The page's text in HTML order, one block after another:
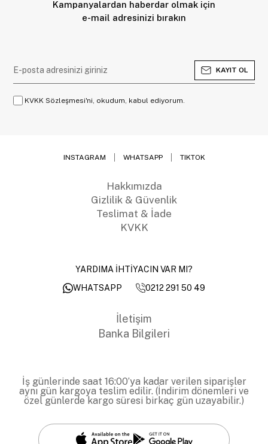
Kampanyalardan haberdar olmak için
e-mail adresinizi bırakın
KAYIT OL
KVKK Sözleşmesi'ni, okudum, kabul ediyorum.
INSTAGRAM WHATSAPP TIKTOK
Hakkımızda
Gizlilik & Güvenlik
Teslimat & İade
KVKK
YARDIMA İHTİYACIN VAR MI?
WHATSAPP
0212 291 50 49
İletişim
Banka Bilgileri
İş günlerinde saat 16:00’ya kadar verilen siparişler
aynı gün kargoya teslim edilir. (İndirim dönemleri ve
özel günlerde kargo süresi birkaç gün uzayabilir.)